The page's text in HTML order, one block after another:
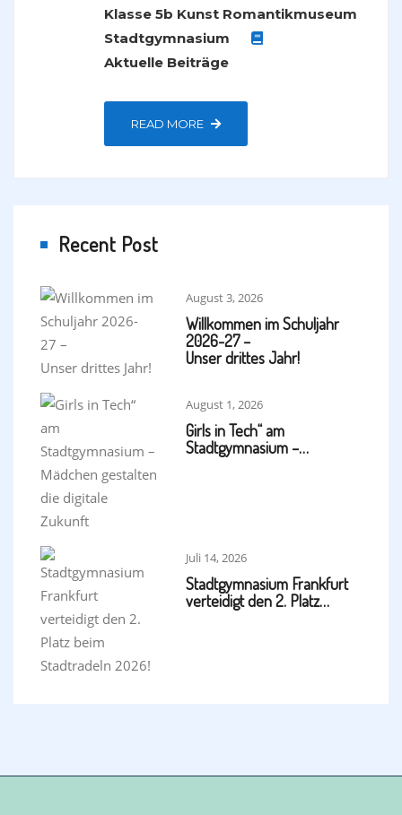
Klasse 5b Kunst Romantikmuseum
Stadtgymnasium
Aktuelle Beiträge
READ MORE
Recent Post
August 3, 2026
Willkommen im Schuljahr
2026-27 –
Unser drittes Jahr!
August 1, 2026
Girls in Tech“ am
Stadtgymnasium –…
Juli 14, 2026
Stadtgymnasium Frankfurt
verteidigt den 2. Platz…